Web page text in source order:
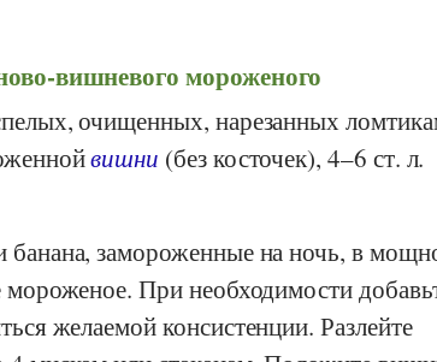
вишневого мороженого
очищенных, нарезанных
вишни (без косточек), 4–6 ст. л.
банана, замороженные на ночь, в
При необходимости
желаемой консистенции. Разлейте